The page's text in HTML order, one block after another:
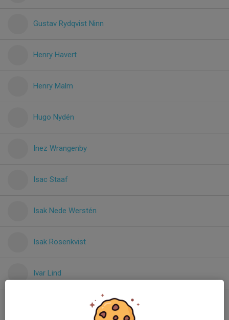
Gustav Rydqvist Ninn
Henry Havert
Henry Malm
Hugo Nydén
Inez Wrangenby
Isac Staaf
Isak Nede Werstén
Isak Rosenkvist
Ivar Lind